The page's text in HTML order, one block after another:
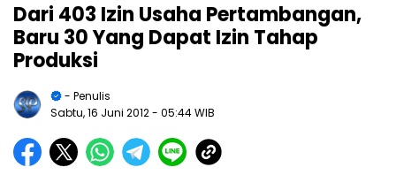
Dari 403 Izin Usaha Pertambangan,
Baru 30 Yang Dapat Izin Tahap
Produksi
- Penulis
Sabtu, 16 Juni 2012- 05:44 WIB